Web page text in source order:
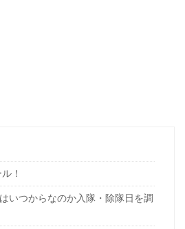
！
いつからなのか入隊・除隊日を調